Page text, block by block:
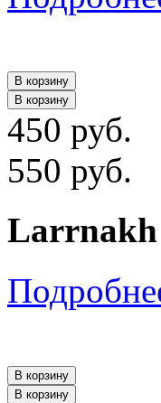
В корзину
В корзину
450 руб.
550 руб.
Larrnakh
В корзину
В корзину